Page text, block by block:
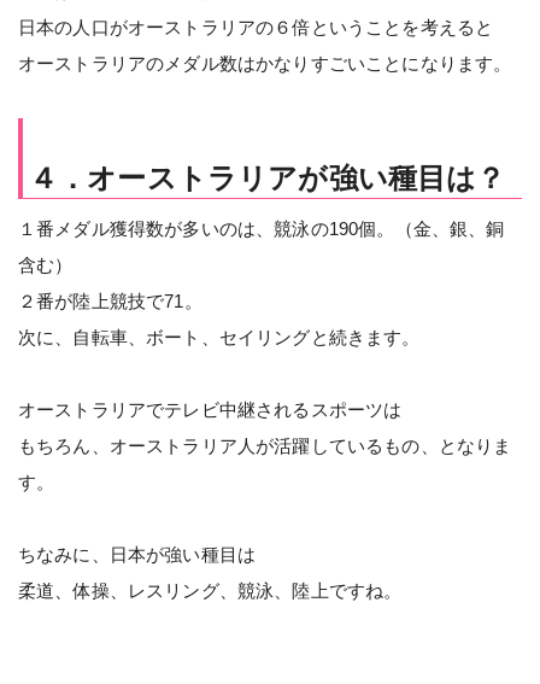
日本の人口がオーストラリアの６倍ということを考えると
オーストラリアのメダル数はかなりすごいことになります。
４．オーストラリアが強い種目は？
１番メダル獲得数が多いのは、競泳の190個。（金、銀、銅
含む）
２番が陸上競技で71。
次に、自転車、ボート、セイリングと続きます。
オーストラリアでテレビ中継されるスポーツは
もちろん、オーストラリア人が活躍しているもの、となりま
す。
ちなみに、日本が強い種目は
柔道、体操、レスリング、競泳、陸上ですね。